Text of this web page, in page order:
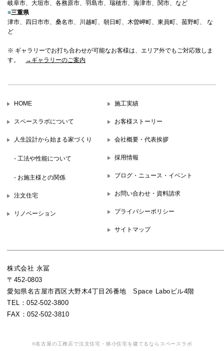
岐阜市、大垣市、各務原市、羽島市、瑞穂市、海津市、関市、など
■三重県
津市、四日市市、桑名市、川越町、朝日町、木曽岬町、東員町、菰野町、 な
ど
※ ギャラリーでお打ち合わせが可能なお客様は、エリア外でもご対応致しま
す。
→ギャラリーのご案内
HOME
スペースラボについて
人生設計から始まる家づくり
- 工法や性能について
- お施主様との関係
注文住宅
リノベーション
施工実績
お客様ストーリー
会社概要・代表挨拶
採用情報
ブログ・ニュース・イベント
お問い合わせ・資料請求
プライバシーポリシー
サイトマップ
株式会社 永冨
〒452-0803
愛知県名古屋市西区大野木4丁目26番地 Space Laboビル4階
TEL：052-502-3800
FAX：052-502-3810
©名古屋の工務店で注文住宅・狭小住宅を建てるならスペースラボ